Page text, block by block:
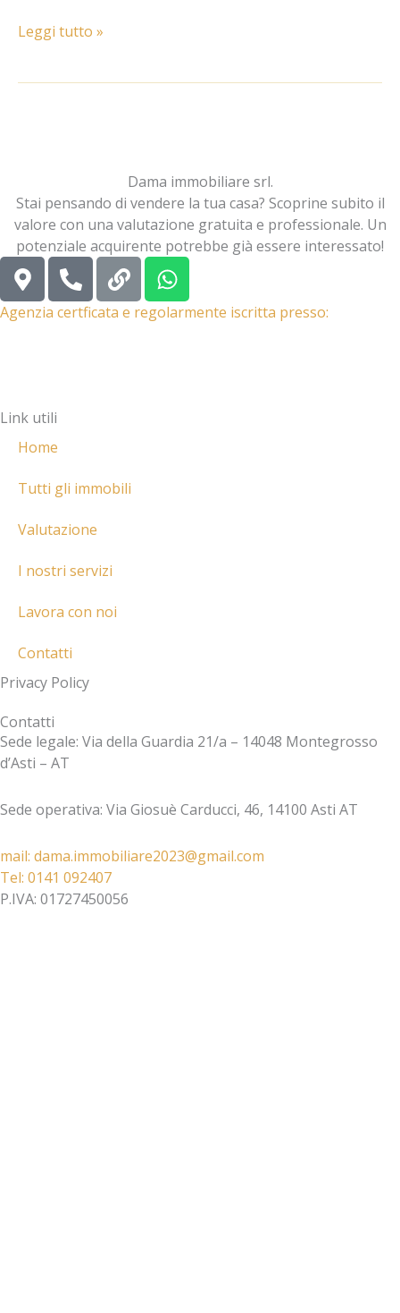
Leggi tutto »
Dama immobiliare srl.
Stai pensando di vendere la tua casa? Scoprine subito il
valore con una valutazione gratuita e professionale. Un
potenziale acquirente potrebbe già essere interessato!
M
a
p
k
e
-
l
P
h
o
L
i
n
W
h
a
Agenzia certficata e regolarmente iscritta presso:
Link utili
Home
Tutti gli immobili
Valutazione
I nostri servizi
Lavora con noi
Contatti
Privacy Policy
Contatti
Sede legale: Via della Guardia 21/a – 14048 Montegrosso
d’Asti – AT
Sede operativa: Via Giosuè Carducci, 46, 14100 Asti AT
mail: dama.immobiliare2023@gmail.com​
Tel: 0141 092407​
P.IVA: 01727450056